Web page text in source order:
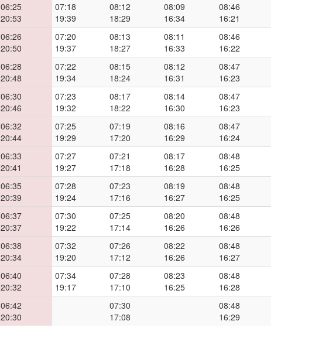
06:25
20:53
07:18
19:39
08:12
18:29
08:09
16:34
08:46
16:21
06:26
20:50
07:20
19:37
08:13
18:27
08:11
16:33
08:46
16:22
06:28
20:48
07:22
19:34
08:15
18:24
08:12
16:31
08:47
16:23
06:30
20:46
07:23
19:32
08:17
18:22
08:14
16:30
08:47
16:23
06:32
20:44
07:25
19:29
07:19
17:20
08:16
16:29
08:47
16:24
06:33
20:41
07:27
19:27
07:21
17:18
08:17
16:28
08:48
16:25
06:35
20:39
07:28
19:24
07:23
17:16
08:19
16:27
08:48
16:25
06:37
20:37
07:30
19:22
07:25
17:14
08:20
16:26
08:48
16:26
06:38
20:34
07:32
19:20
07:26
17:12
08:22
16:26
08:48
16:27
06:40
20:32
07:34
19:17
07:28
17:10
08:23
16:25
08:48
16:28
06:42
20:30
07:30
17:08
08:48
16:29